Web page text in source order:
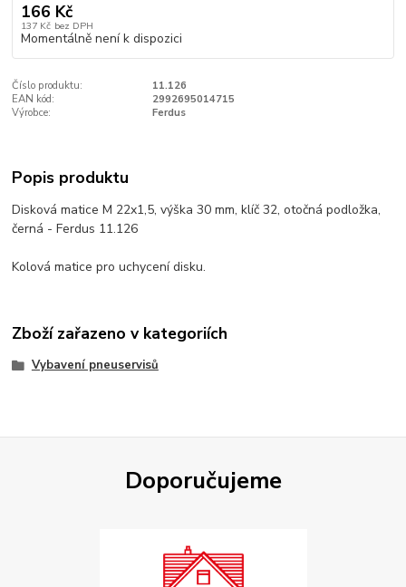
166 Kč
137 Kč bez DPH
Momentálně není k dispozici
Číslo produktu:
11.126
EAN kód:
2992695014715
Výrobce:
Ferdus
Popis produktu
Disková matice M 22x1,5, výška 30 mm, klíč 32, otočná podložka,
černá - Ferdus 11.126
Kolová matice pro uchycení disku.
Zboží zařazeno v kategoriích
Vybavení pneuservisů
Doporučujeme